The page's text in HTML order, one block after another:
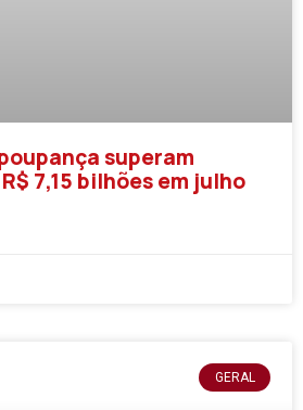
superam
7,15 bilhões em julho
GERAL